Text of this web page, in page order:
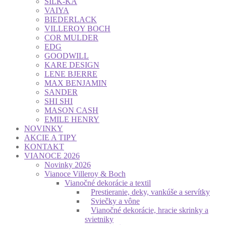
VAIYA
BIEDERLACK
VILLEROY BOCH
COR MULDER
EDG
GOODWILL
KARE DESIGN
LENE BJERRE
MAX BENJAMIN
SANDER
SHI SHI
MASON CASH
EMILE HENRY
NOVINKY
AKCIE A TIPY
KONTAKT
VIANOCE 2026
Novinky 2026
Vianoce Villeroy & Boch
Vianočné dekorácie a textil
Prestieranie, deky, vankúše a servítky
Sviečky a vône
Vianočné dekorácie, hracie skrinky a
svietniky